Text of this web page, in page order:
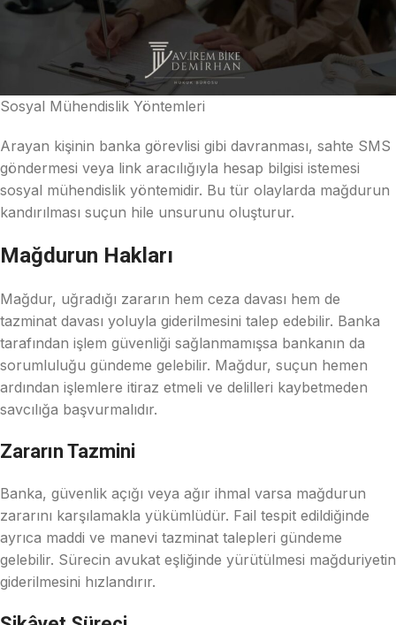
Sosyal Mühendislik Yöntemleri
Arayan kişinin banka görevlisi gibi davranması, sahte SMS
göndermesi veya link aracılığıyla hesap bilgisi istemesi
sosyal mühendislik yöntemidir. Bu tür olaylarda mağdurun
kandırılması suçun hile unsurunu oluşturur.
Mağdurun Hakları
Mağdur, uğradığı zararın hem ceza davası hem de
tazminat davası yoluyla giderilmesini talep edebilir. Banka
tarafından işlem güvenliği sağlanmamışsa bankanın da
sorumluluğu gündeme gelebilir. Mağdur, suçun hemen
ardından işlemlere itiraz etmeli ve delilleri kaybetmeden
savcılığa başvurmalıdır.
Zararın Tazmini
Banka, güvenlik açığı veya ağır ihmal varsa mağdurun
zararını karşılamakla yükümlüdür. Fail tespit edildiğinde
ayrıca maddi ve manevi tazminat talepleri gündeme
gelebilir. Sürecin avukat eşliğinde yürütülmesi mağduriyetin
giderilmesini hızlandırır.